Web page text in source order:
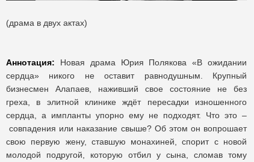
(драма в двух актах)
Аннотация: Новая драма Юрия Полякова «В ожидании
сердца» никого не оставит равнодушным. Крупный
бизнесмен Алапаев, наживший свое состояние не без
греха, в элитной клинике ждёт пересадки изношенного
сердца, а импланты упорно ему не подходят. Что это –
совпадения или наказание свыше? Об этом он вопрошает
свою первую жену, ставшую монахиней, спорит с новой
молодой подругой, которую отбил у сына, сломав тому